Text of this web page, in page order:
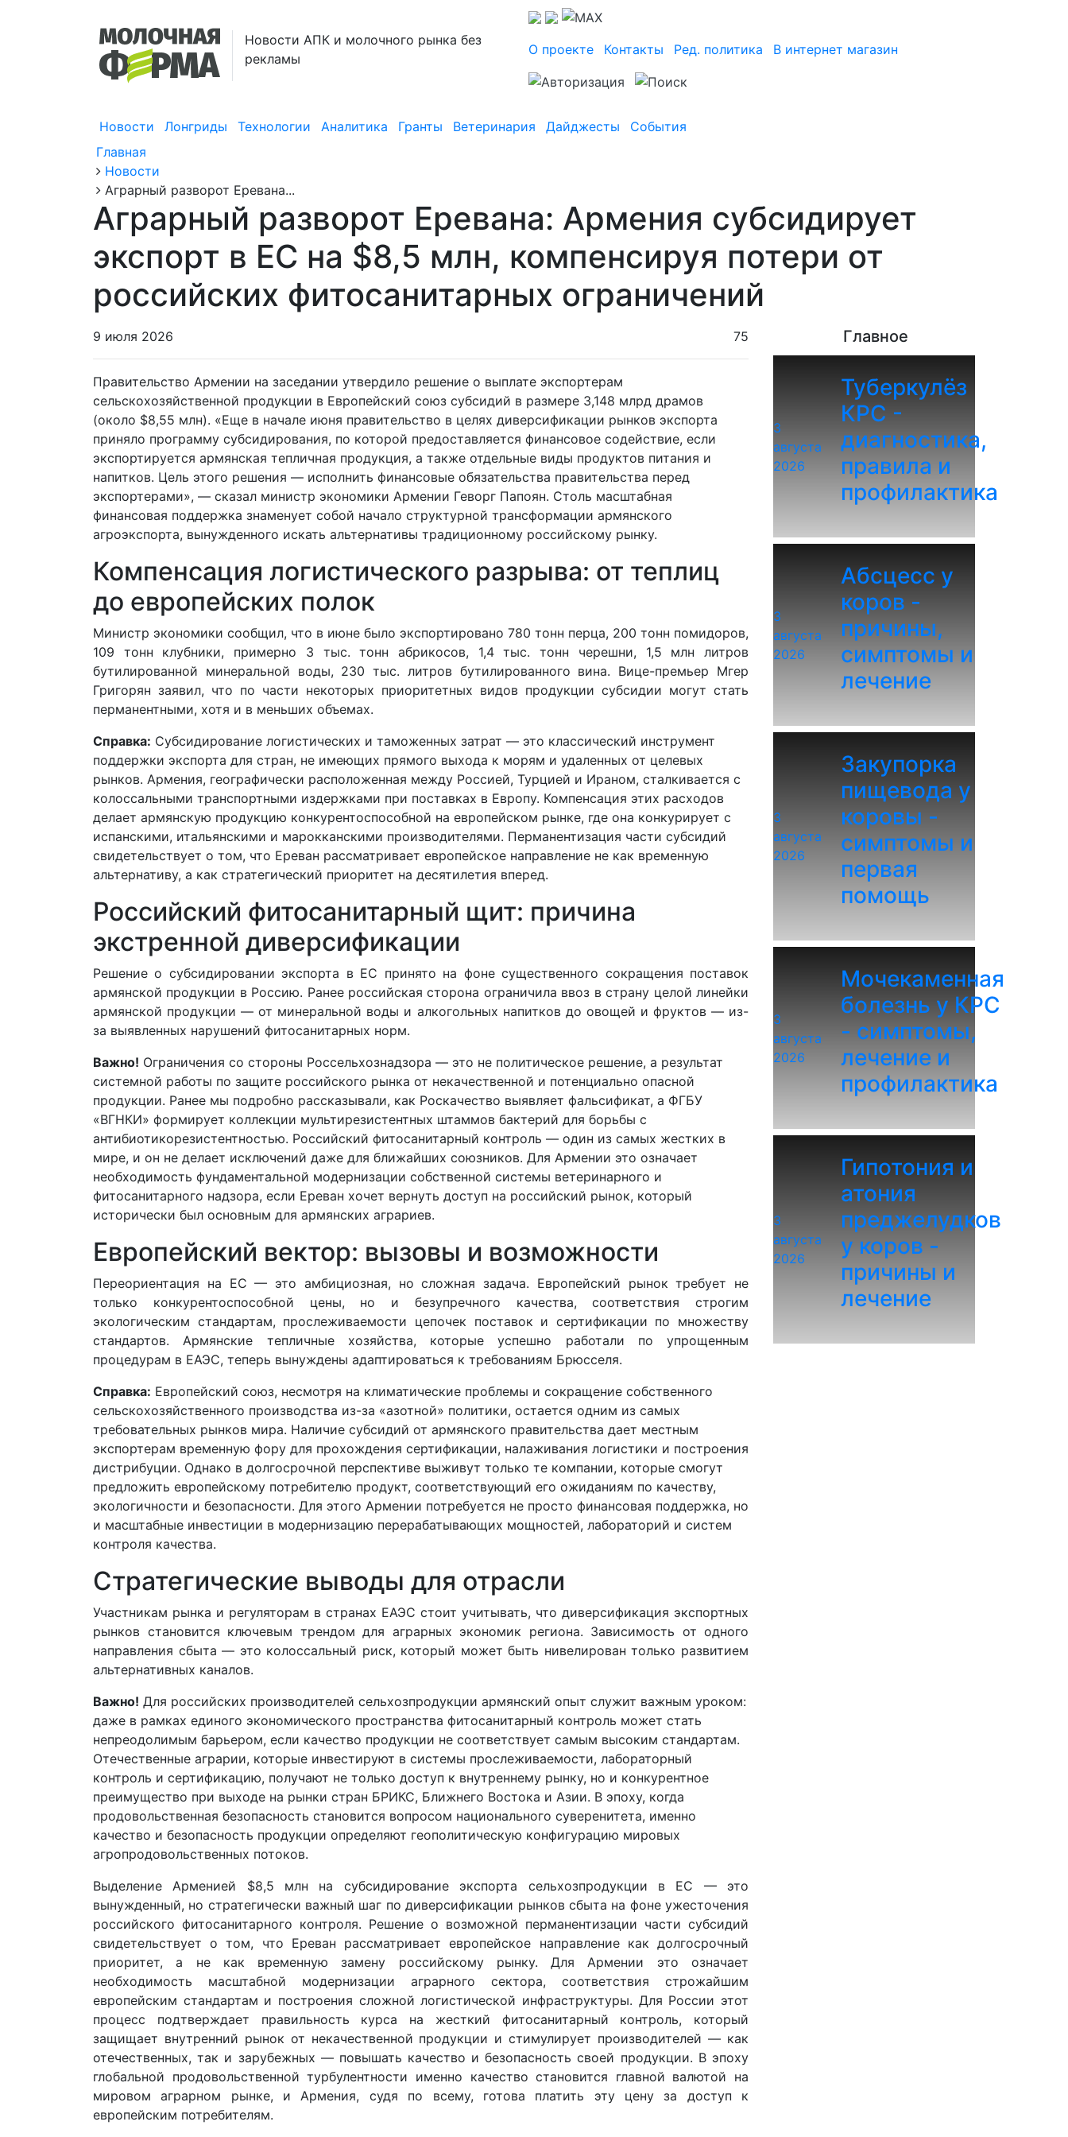
Новости АПК и молочного рынка без
рекламы
О проекте Контакты Ред. политика В интернет магазин
Новости Лонгриды Технологии Аналитика Гранты Ветеринария Дайджесты
События
Главная
Новости
Аграрный разворот Еревана...
Аграрный разворот Еревана: Армения субсидирует
экспорт в ЕС на $8,5 млн, компенсируя потери от
российских фитосанитарных ограничений
9 июля 2026 75
Правительство Армении на заседании утвердило решение о выплате экспортерам
сельскохозяйственной продукции в Европейский союз субсидий в размере 3,148 млрд драмов
(около $8,55 млн). «Еще в начале июня правительство в целях диверсификации рынков экспорта
приняло программу субсидирования, по которой предоставляется финансовое содействие, если
экспортируется армянская тепличная продукция, а также отдельные виды продуктов питания и
напитков. Цель этого решения — исполнить финансовые обязательства правительства перед
экспортерами», — сказал министр экономики Армении Геворг Папоян. Столь масштабная
финансовая поддержка знаменует собой начало структурной трансформации армянского
агроэкспорта, вынужденного искать альтернативы традиционному российскому рынку.
Компенсация логистического разрыва: от теплиц
до европейских полок
Министр экономики сообщил, что в июне было экспортировано 780 тонн перца, 200 тонн помидоров,
109 тонн клубники, примерно 3 тыс. тонн абрикосов, 1,4 тыс. тонн черешни, 1,5 млн литров
бутилированной минеральной воды, 230 тыс. литров бутилированного вина. Вице-премьер Мгер
Григорян заявил, что по части некоторых приоритетных видов продукции субсидии могут стать
перманентными, хотя и в меньших объемах.
Справка: Субсидирование логистических и таможенных затрат — это классический инструмент
поддержки экспорта для стран, не имеющих прямого выхода к морям и удаленных от целевых
рынков. Армения, географически расположенная между Россией, Турцией и Ираном, сталкивается с
колоссальными транспортными издержками при поставках в Европу. Компенсация этих расходов
делает армянскую продукцию конкурентоспособной на европейском рынке, где она конкурирует с
испанскими, итальянскими и марокканскими производителями. Перманентизация части субсидий
свидетельствует о том, что Ереван рассматривает европейское направление не как временную
альтернативу, а как стратегический приоритет на десятилетия вперед.
Российский фитосанитарный щит: причина
экстренной диверсификации
Решение о субсидировании экспорта в ЕС принято на фоне существенного сокращения поставок
армянской продукции в Россию. Ранее российская сторона ограничила ввоз в страну целой линейки
армянской продукции — от минеральной воды и алкогольных напитков до овощей и фруктов — из-
за выявленных нарушений фитосанитарных норм.
Важно! Ограничения со стороны Россельхознадзора — это не политическое решение, а результат
системной работы по защите российского рынка от некачественной и потенциально опасной
продукции. Ранее мы подробно рассказывали, как Роскачество выявляет фальсификат, а ФГБУ
«ВГНКИ» формирует коллекции мультирезистентных штаммов бактерий для борьбы с
антибиотикорезистентностью. Российский фитосанитарный контроль — один из самых жестких в
мире, и он не делает исключений даже для ближайших союзников. Для Армении это означает
необходимость фундаментальной модернизации собственной системы ветеринарного и
фитосанитарного надзора, если Ереван хочет вернуть доступ на российский рынок, который
исторически был основным для армянских аграриев.
Европейский вектор: вызовы и возможности
Переориентация на ЕС — это амбициозная, но сложная задача. Европейский рынок требует не
только конкурентоспособной цены, но и безупречного качества, соответствия строгим
экологическим стандартам, прослеживаемости цепочек поставок и сертификации по множеству
стандартов. Армянские тепличные хозяйства, которые успешно работали по упрощенным
процедурам в ЕАЭС, теперь вынуждены адаптироваться к требованиям Брюсселя.
Справка: Европейский союз, несмотря на климатические проблемы и сокращение собственного
сельскохозяйственного производства из-за «азотной» политики, остается одним из самых
требовательных рынков мира. Наличие субсидий от армянского правительства дает местным
экспортерам временную фору для прохождения сертификации, налаживания логистики и построения
дистрибуции. Однако в долгосрочной перспективе выживут только те компании, которые смогут
предложить европейскому потребителю продукт, соответствующий его ожиданиям по качеству,
экологичности и безопасности. Для этого Армении потребуется не просто финансовая поддержка, но
и масштабные инвестиции в модернизацию перерабатывающих мощностей, лабораторий и систем
контроля качества.
Стратегические выводы для отрасли
Участникам рынка и регуляторам в странах ЕАЭС стоит учитывать, что диверсификация экспортных
рынков становится ключевым трендом для аграрных экономик региона. Зависимость от одного
направления сбыта — это колоссальный риск, который может быть нивелирован только развитием
альтернативных каналов.
Важно! Для российских производителей сельхозпродукции армянский опыт служит важным уроком:
даже в рамках единого экономического пространства фитосанитарный контроль может стать
непреодолимым барьером, если качество продукции не соответствует самым высоким стандартам.
Отечественные аграрии, которые инвестируют в системы прослеживаемости, лабораторный
контроль и сертификацию, получают не только доступ к внутреннему рынку, но и конкурентное
преимущество при выходе на рынки стран БРИКС, Ближнего Востока и Азии. В эпоху, когда
продовольственная безопасность становится вопросом национального суверенитета, именно
качество и безопасность продукции определяют геополитическую конфигурацию мировых
агропродовольственных потоков.
Выделение Арменией $8,5 млн на субсидирование экспорта сельхозпродукции в ЕС — это
вынужденный, но стратегически важный шаг по диверсификации рынков сбыта на фоне ужесточения
российского фитосанитарного контроля. Решение о возможной перманентизации части субсидий
свидетельствует о том, что Ереван рассматривает европейское направление как долгосрочный
приоритет, а не как временную замену российскому рынку. Для Армении это означает
необходимость масштабной модернизации аграрного сектора, соответствия строжайшим
европейским стандартам и построения сложной логистической инфраструктуры. Для России этот
процесс подтверждает правильность курса на жесткий фитосанитарный контроль, который
защищает внутренний рынок от некачественной продукции и стимулирует производителей — как
отечественных, так и зарубежных — повышать качество и безопасность своей продукции. В эпоху
глобальной продовольственной турбулентности именно качество становится главной валютой на
мировом аграрном рынке, и Армения, судя по всему, готова платить эту цену за доступ к
европейским потребителям.
Главное
3
августа
2026
Туберкулёз
КРС -
диагностика,
правила и
профилактика
3
августа
2026
Абсцесс у
коров -
причины,
симптомы и
лечение
3
августа
2026
Закупорка
пищевода у
коровы -
симптомы и
первая
помощь
3
августа
2026
Мочекаменная
болезнь у КРС
- симптомы,
лечение и
профилактика
3
августа
2026
Гипотония и
атония
преджелудков
у коров -
причины и
лечение